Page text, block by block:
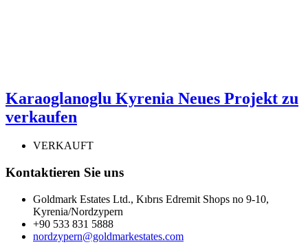
Karaoglanoglu Kyrenia Neues Projekt zu
verkaufen
VERKAUFT
Kontaktieren Sie uns
Goldmark Estates Ltd., Kıbrıs Edremit Shops no 9-10,
Kyrenia/Nordzypern
+90 533 831 5888
nordzypern@goldmarkestates.com